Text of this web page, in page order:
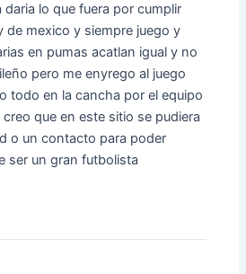
lo que fuera por cumplir
de mexico y siempre juego y
en pumas acatlan igual y no
pero me enyrego al juego
todo en la cancha por el equipo
que en este sitio se pudiera
o un contacto para poder
ser un gran futbolista